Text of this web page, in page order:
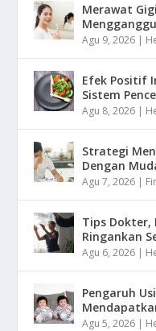
Merawat
Agu 9, 2026 |
Efek Positif
Sistem
Agu 8, 2026 |
Strategi
Dengan
Agu 7, 2026 |
Tips Dokter,
Ringankan
Agu 6, 2026 |
Pengaruh
Agu 5, 2026 |